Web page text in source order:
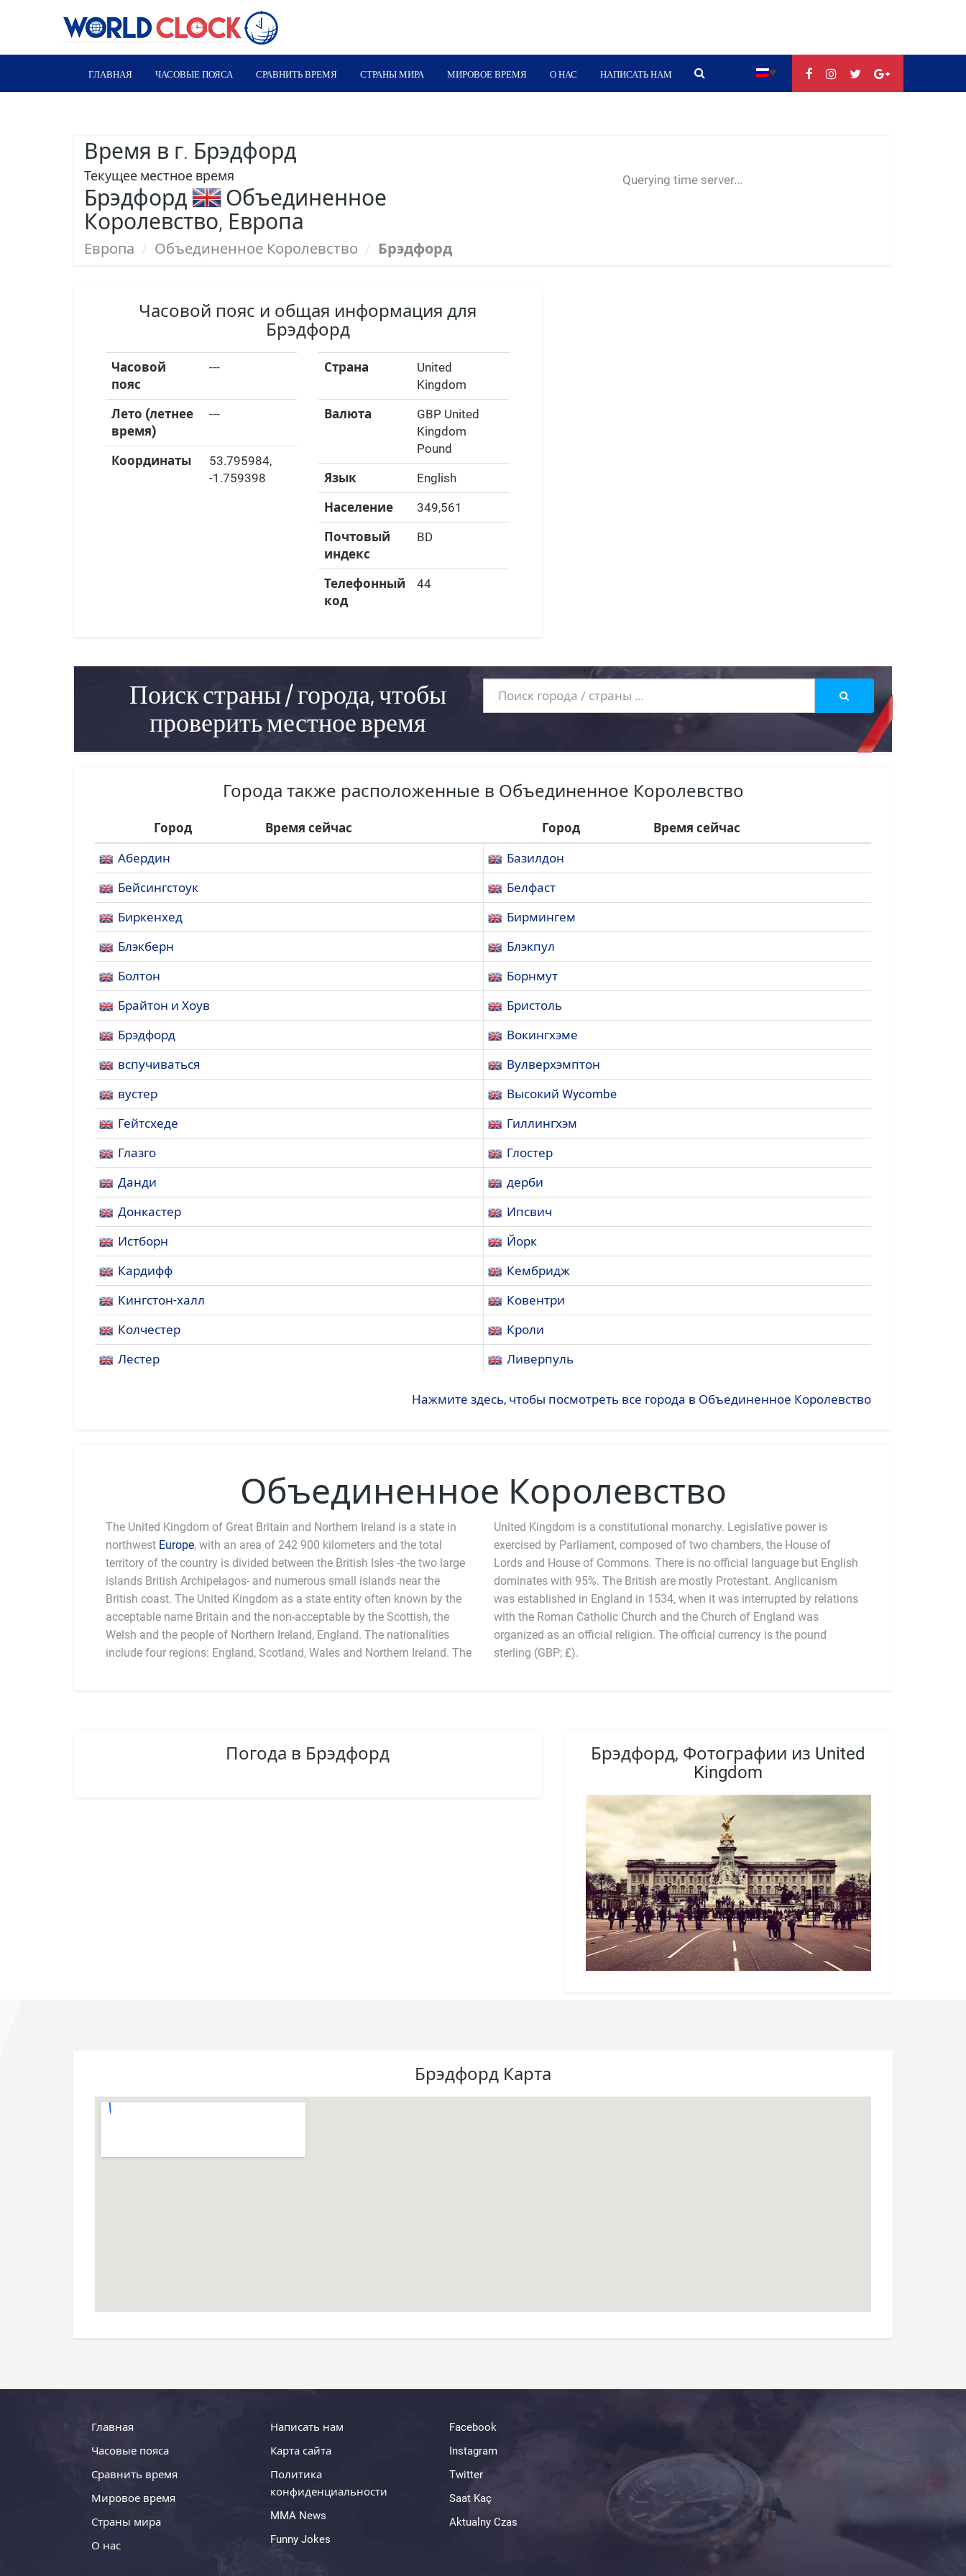
ГЛАВНАЯ ЧАСОВЫЕ ПОЯСА СРАВНИТЬ ВРЕМЯ СТРАНЫ МИРА МИРОВОЕ ВРЕМЯ О НАС НАПИСАТЬ НАМ
Время в г. Брэдфорд
Текущее местное время
Брэдфорд
Объединенное
Королевство, Европа
Европа / Объединенное Королевство / Брэдфорд
Querying time server...
--:--
Часовой пояс и общая информация для
Брэдфорд
Часовой
пояс
---
Лето (летнее
время)
---
Координаты 53.795984,
-1.759398
Страна
United
Kingdom
Валюта
GBP United
Kingdom
Pound
Язык English
Население 349,561
Почтовый
индекс
BD
Телефонный
код
44
Поиск страны / города, чтобы
проверить местное время
Города также расположенные в Объединенное Королевство
Город Время сейчас Город Время сейчас
Абердин Базилдон
Бейсингстоук Белфаст
Биркенхед Бирмингем
Блэкберн Блэкпул
Болтон Борнмут
Брайтон и Хоув Бристоль
Брэдфорд Вокингхэме
вспучиваться Вулверхэмптон
вустер Высокий Wycombe
Гейтсхеде Гиллингхэм
Глазго Глостер
Данди дерби
Донкастер Ипсвич
Истборн Йорк
Кардифф Кембридж
Кингстон-халл Ковентри
Колчестер Кроли
Лестер Ливерпуль
Нажмите здесь, чтобы посмотреть все города в Объединенное Королевство
Объединенное Королевство
The United Kingdom of Great Britain and Northern Ireland is a state in
northwest Europe, with an area of 242 900 kilometers and the total
territory of the country is divided between the British Isles -the two large
islands British Archipelagos- and numerous small islands near the
British coast. The United Kingdom as a state entity often known by the
acceptable name Britain and the non-acceptable by the Scottish, the
Welsh and the people of Northern Ireland, England. The nationalities
include four regions: England, Scotland, Wales and Northern Ireland. The
United Kingdom is a constitutional monarchy. Legislative power is
exercised by Parliament, composed of two chambers, the House of
Lords and House of Commons. There is no official language but English
dominates with 95%. The British are mostly Protestant. Anglicanism
was established in England in 1534, when it was interrupted by relations
with the Roman Catholic Church and the Church of England was
organized as an official religion. The official currency is the pound
sterling (GBP; £).
Погода в Брэдфорд
Брэдфорд, Фотографии из United
Kingdom
Брэдфорд Карта
Главная
Часовые пояса
Сравнить время
Мировое время
Страны мира
О нас
Написать нам
Карта сайта
Политика
конфиденциальности
MMA News
Funny Jokes
Facebook
Instagram
Twitter
Saat Kaç
Aktualny Czas